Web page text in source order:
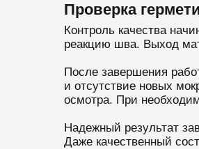
Проверка
Контроль качества
реакцию шва. Выход
После завершения
и отсутствие новых
осмотра. При
Надежный результат
Даже качественный